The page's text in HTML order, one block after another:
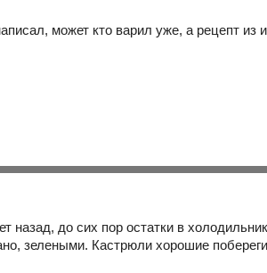
может кто варил уже, а рецепт из
назад, до сих пор остатки в
зелеными. Кастрюли хорошие